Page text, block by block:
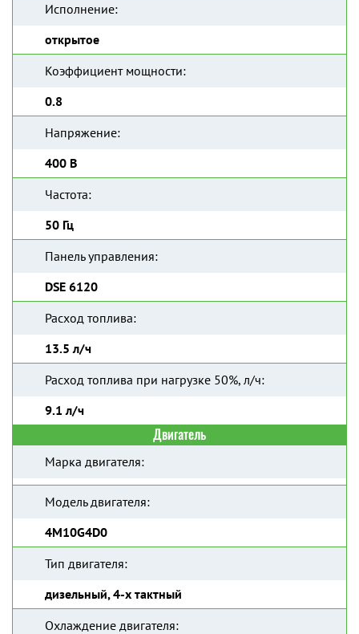
Исполнение:
открытое
Коэффициент мощности:
0.8
Напряжение:
400 В
Частота:
50 Гц
Панель управления:
DSE 6120
Расход топлива:
13.5 л/ч
Расход топлива при нагрузке 50%, л/ч:
9.1 л/ч
Двигатель
Марка двигателя:
Модель двигателя:
4M10G4D0
Тип двигателя:
дизельный, 4-х тактный
Охлаждение двигателя: